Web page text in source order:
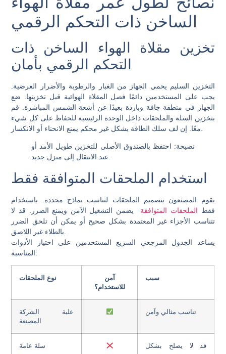
الساخن ذات التحكم الرقمي
تخزين مقلاة الهواء الساخن ذات
التحكم الرقمي بأمان
التخزين السليم يحمي الجهاز من الغبار والرطوبة والأضرار العرضية.
يجب على المستخدمين دائمًا فصل المقلاة الهوائية قبل تخزينها. ضع
الجهاز في منطقة جافة وباردة بعيدًا عن أشعة الشمس المباشرة. قم
بتخزين السلة والملحقات داخل الوحدة الرئيسية للحفاظ على كل شيء
نصيحة: احتفظ بالصندوق الأصلي للتخزين طويل الأمد أو
عند الانتقال إلى منزل جديد.
استخدام الملحقات المتوافقة فقط
يقوم المصنعون بتصميم الملحقات لتناسب نماذج محددة. باستخدام
فقط الملحقات المتوافقة
يضمن التشغيل الآمن ويمنع الضرر. قد لا
تتناسب الأجزاء غير المعتمدة بشكل صحيح أو يمكن أن تلحق الضرر
يساعد الجدول المرجعي السريع المستخدمين على اختيار الأدوات
المناسبة:
نوع الملحقات
آمن
للاستخدام؟
سبب
علبة الشركة
المصنعة
تناسب مثالي وآمن
سلة عامة
قد لا يصلح بشكل